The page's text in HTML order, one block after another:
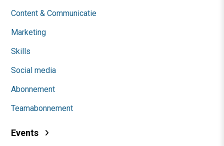
Content & Communicatie
Marketing
Skills
Social media
Abonnement
Teamabonnement
Events